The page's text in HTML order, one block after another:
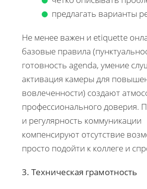
предлагать варианты
Не менее важен и etiquette
базовые правила
готовность agenda, умение
активация камеры для
вовлеченности) создают
профессионального доверия.
и регулярность коммуникации
компенсируют отсутствие
просто подойти к коллеге и
3. Техническая грамотность